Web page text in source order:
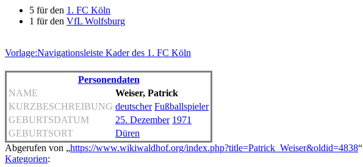
5 für den 1. FC Köln
1 für den VfL Wolfsburg
Vorlage:Navigationsleiste Kader des 1. FC Köln
Personendaten
NAME
Weiser, Patrick
KURZBESCHREIBUNG deutscher Fußballspieler
GEBURTSDATUM
25. Dezember 1971
GEBURTSORT
Düren
Abgerufen von „https://www.wikiwaldhof.org/index.php?title=Patrick_Weiser&oldid=4838“
Kategorien: